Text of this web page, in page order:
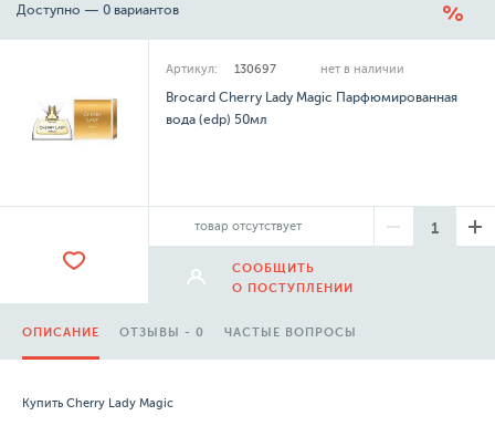
Доступно — 0 вариантов
Артикул: 130697 нет в наличии
Brocard Cherry Lady Magic Парфюмированная
вода (edp) 50мл
товар отсутствует
СООБЩИТЬ
О ПОСТУПЛЕНИИ
ОПИСАНИЕ ОТЗЫВЫ - 0 ЧАСТЫЕ ВОПРОСЫ
Купить Cherry Lady Magic